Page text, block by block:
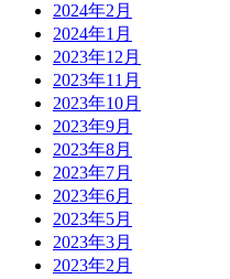
2024年2月
2024年1月
2023年12月
2023年11月
2023年10月
2023年9月
2023年8月
2023年7月
2023年6月
2023年5月
2023年3月
2023年2月